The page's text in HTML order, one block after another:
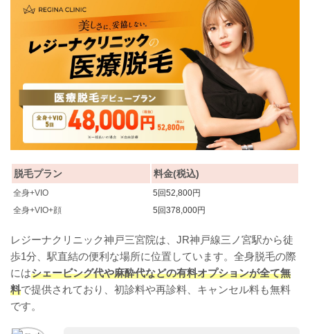
脱毛プラン 料金(税込)
全身+VIO
5回52,800円
全身+VIO+顔
5回378,000円
レジーナクリニック神戸三宮院は、JR神戸線三ノ宮駅から徒
歩1分、駅直結の便利な場所に位置しています。全身脱毛の際
にはシェービング代や麻酔代などの有料オプションが全て無
料で提供されており、初診料や再診料、キャンセル料も無料
です。